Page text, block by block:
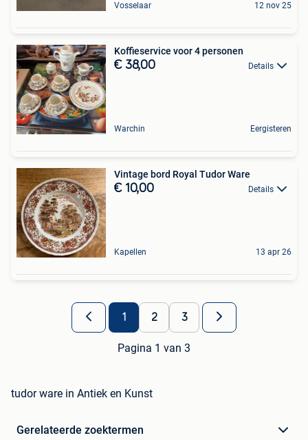
Vosselaar 12 nov 25
Koffieservice voor 4 personen
€ 38,00 Details
Warchin Eergisteren
Vintage bord Royal Tudor Ware
€ 10,00 Details
Kapellen 13 apr 26
1 2 3
Pagina 1 van 3
tudor ware in Antiek en Kunst
Gerelateerde zoektermen